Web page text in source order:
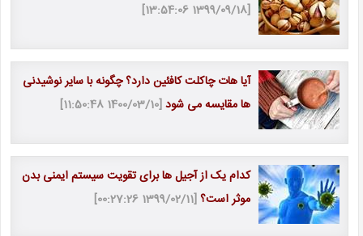
[1399/09/18 13:54:06]
آیا هات چاکلت کافئین دارد؟ چگونه با سایر نوشیدنی
ها مقایسه می شود[1400/03/10 11:50:48]
کدام یک از آجیل ها برای تقویت سیستم ایمنی بدن
موثر است؟[1399/02/11 00:27:26]